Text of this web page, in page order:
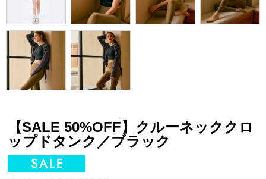
【SALE 50%OFF】クルーネッククロ
ップドタンク／ブラック